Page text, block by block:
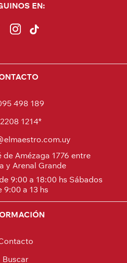
EN:
498 189
2208 1214*
de Amézaga 1776 entre
y Arenal Grande
9:00 a 18:00 hs Sábados
9:00 a 13 hs
Buscar